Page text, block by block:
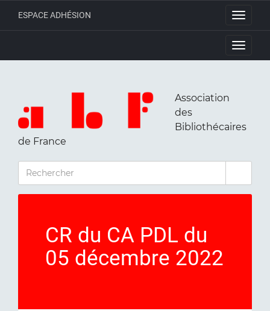
Toggle
ESPACE ADHÉSION
Toggle
Association
des
Bibliothécaires
de France
RECHERCHER
CR du CA PDL du
05 décembre 2022